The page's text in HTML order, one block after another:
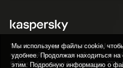
* Facebook, Instagram, WhatsApp, Meta
признанной экстремистской
© АО «Лаборатория Касперского», 2026.
Мы используем файлы cookie,
удобнее. Продолжая находиться на
этим. Подробную информацию о